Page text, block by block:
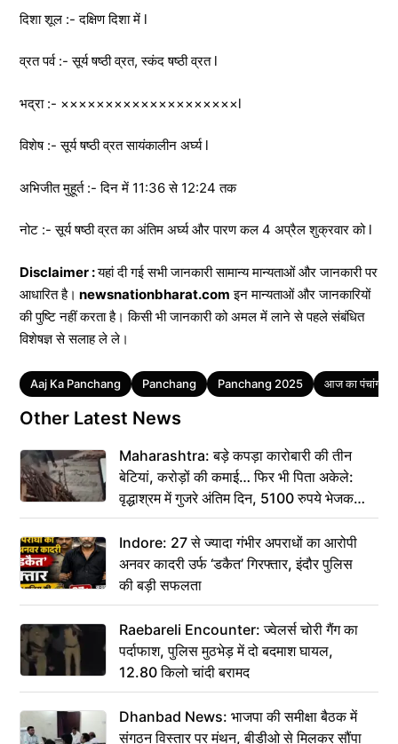
दिशा शूल :- दक्षिण दिशा में l
व्रत पर्व :- सूर्य षष्ठी व्रत, स्कंद षष्ठी व्रत l
भद्रा :- ××××××××××××××××××××l
विशेष :- सूर्य षष्ठी व्रत सायंकालीन अर्घ्य l
अभिजीत मुहूर्त :- दिन में 11:36 से 12:24 तक
नोट :- सूर्य षष्ठी व्रत का अंतिम अर्घ्य और पारण कल 4 अप्रैल शुक्रवार को l
Disclaimer :यहां दी गई सभी जानकारी सामान्य मान्यताओं और जानकारी पर
आधारित है। newsnationbharat.com इन मान्यताओं और जानकारियों
की पुष्टि नहीं करता है। किसी भी जानकारी को अमल में लाने से पहले संबंधित
विशेषज्ञ से सलाह ले ले।
Tags
Aaj Ka Panchang Panchang Panchang 2025 आज का पंचांग
Other Latest News
Maharashtra: बड़े कपड़ा कारोबारी की तीन
बेटियां, करोड़ों की कमाई… फिर भी पिता अकेले:
वृद्धाश्रम में गुजरे अंतिम दिन, 5100 रुपये भेजकर
कहा– अंतिम संस्कार कर दीजिए हम नहीं आ पाएंगे
Indore: 27 से ज्यादा गंभीर अपराधों का आरोपी
अनवर कादरी उर्फ ‘डकैत’ गिरफ्तार, इंदौर पुलिस
की बड़ी सफलता
Raebareli Encounter: ज्वेलर्स चोरी गैंग का
पर्दाफाश, पुलिस मुठभेड़ में दो बदमाश घायल,
12.80 किलो चांदी बरामद
Dhanbad News: भाजपा की समीक्षा बैठक में
संगठन विस्तार पर मंथन, बीडीओ से मिलकर सौंपा